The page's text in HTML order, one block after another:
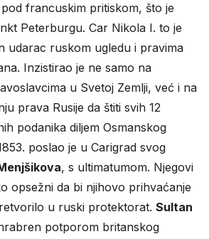
francuskim pritiskom, što je
Peterburgu. Car Nikola I. to je
udarac ruskom ugledu i pravima
Inzistirao je ne samo na
u Svetoj Zemlji, već i na
prava Rusije da štiti svih 12
podanika diljem Osmanskog
poslao je u Carigrad svog
, s ultimatumom. Njegovi
opsežni da bi njihovo prihvaćanje
u ruski protektorat. Sultan
potporom britanskog